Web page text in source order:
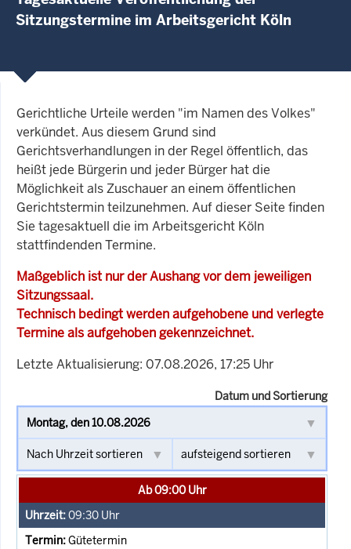
Sitzungstermine im Arbeitsgericht Köln
Gerichtliche Urteile werden "im Namen des Volkes"
verkündet. Aus diesem Grund sind
Gerichtsverhandlungen in der Regel öffentlich, das
heißt jede Bürgerin und jeder Bürger hat die
Möglichkeit als Zuschauer an einem öffentlichen
Gerichtstermin teilzunehmen. Auf dieser Seite finden
Sie tagesaktuell die im Arbeitsgericht Köln
stattfindenden Termine.
Maßgeblich ist nur der Aushang vor dem jeweiligen
Sitzungssaal.
Technisch bedingt werden aufgehobene und verlegte
Termine als aufgehoben gekennzeichnet.
Letzte Aktualisierung: 07.08.2026, 17:25 Uhr
Datum und Sortierung
Ab 09:00 Uhr
09:30 Uhr
Gütetermin